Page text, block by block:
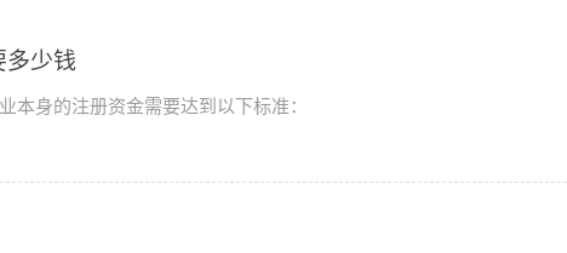
多少钱
本身的注册资金需要达到以下标准：